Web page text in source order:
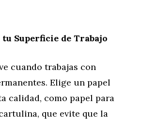
Superficie de Trabajo
cuando trabajas con
Elige un papel
calidad, como papel para
que evite que la